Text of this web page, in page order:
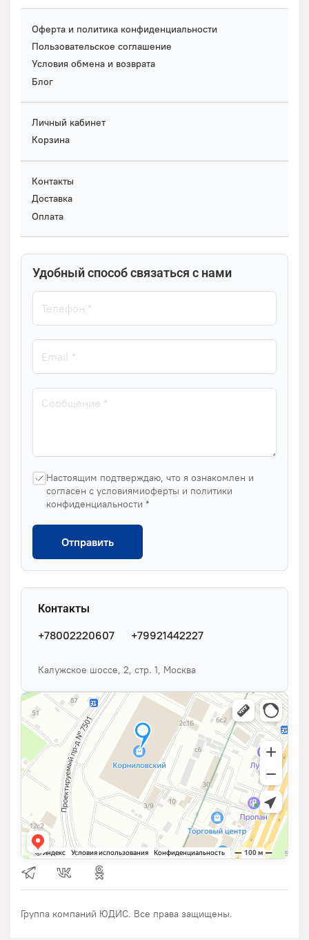
Оферта и политика конфиденциальности
Пользовательское соглашение
Условия обмена и возврата
Блог
Личный кабинет
Корзина
Контакты
Доставка
Оплата
Удобный способ связаться с нами
Настоящим подтверждаю, что я ознакомлен и
согласен с условиямиоферты и политики
конфиденциальности *
Отправить
Контакты
+78002220607 +79921442227
Калужское шоссе, 2, стр. 1, Москва
Группа компаний ЮДИС. Все права защищены.